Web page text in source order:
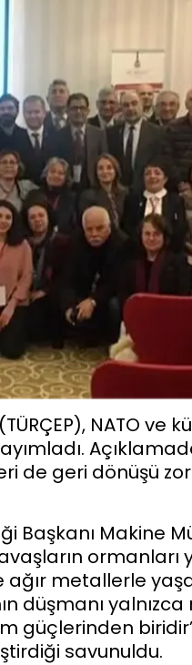
NATO ve
de geri dönüşü
Başkanı Makine
ormanları
ağır metallerle
düşmanı
güçlerinden
savunuldu.